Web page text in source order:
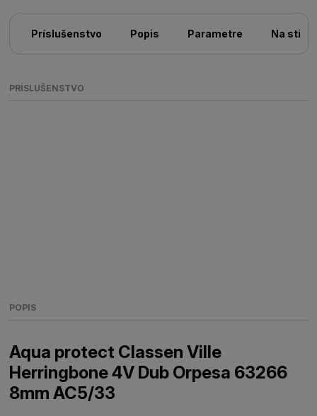
Príslušenstvo Popis Parametre Na
PRÍSLUŠENSTVO
POPIS
Aqua protect Classen Ville
Herringbone 4V Dub Orpesa 63266
8mm AC5/33